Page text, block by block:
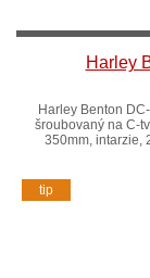
Harley
Harley Benton
šroubovaný na C-
350mm, intarzie,
tip